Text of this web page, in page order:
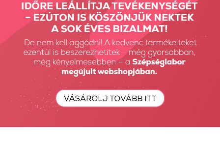
18360 Ft 5450 Ft
Találatok: 1 - 8 / 8 nézet: 18 termék az oldalon